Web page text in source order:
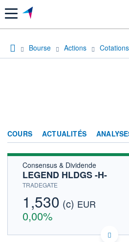
Menu
Bourse Actions Cotations
COURS ACTUALITÉS
Consensus & Dividende
LEGEND HLDGS -H-
TRADEGATE
1,530 (c) EUR
0,00%
CNE100001ZT0 1PC